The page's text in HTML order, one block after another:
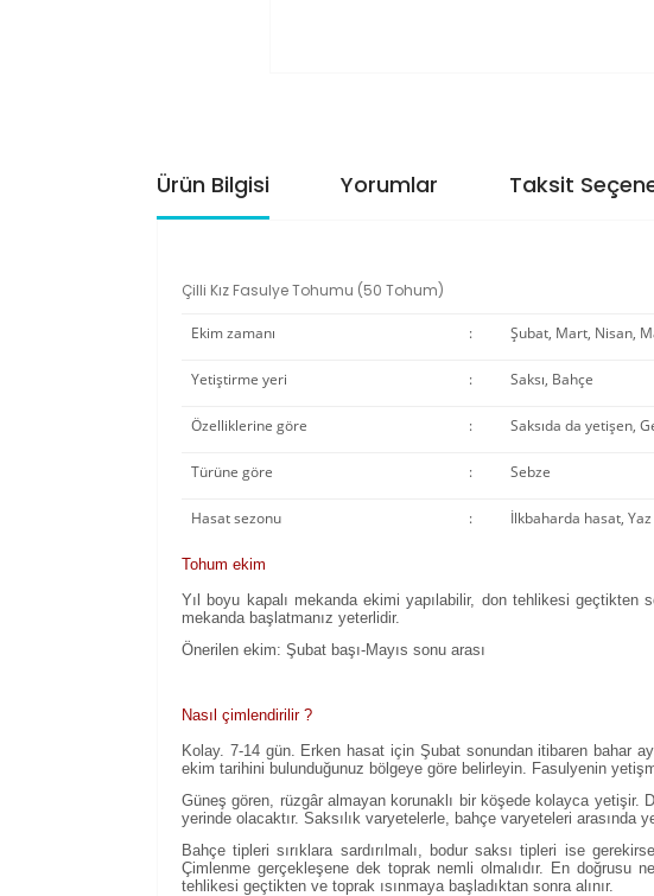
Ürün Bilgisi Yorumlar Taksit
Çilli Kız Fasulye Tohumu (50 Tohum)
Ekim zamanı : Şubat, Mart, Nisan,
Yetiştirme yeri : Saksı, Bahçe
Özelliklerine göre : Saksıda da yetişen,
Türüne göre : Sebze
Hasat sezonu : İlkbaharda hasat,
Tohum ekim
Yıl boyu kapalı mekanda ekimi yapılabilir, don tehlikesi geçtikten
mekanda başlatmanız yeterlidir.
Önerilen ekim: Şubat başı-Mayıs sonu arası
Nasıl çimlendirilir ?
Kolay. 7-14 gün. Erken hasat için Şubat sonundan itibaren bahar
ekim tarihini bulunduğunuz bölgeye göre belirleyin. Fasulyenin
Güneş gören, rüzgâr almayan korunaklı bir köşede kolayca yetişir.
yerinde olacaktır. Saksılık varyetelerle, bahçe varyeteleri arasında
Bahçe tipleri sırıklara sardırılmalı, bodur saksı tipleri ise
Çimlenme gerçekleşene dek toprak nemli olmalıdır. En doğrusu
tehlikesi geçtikten ve toprak ısınmaya başladıktan sonra alınır.